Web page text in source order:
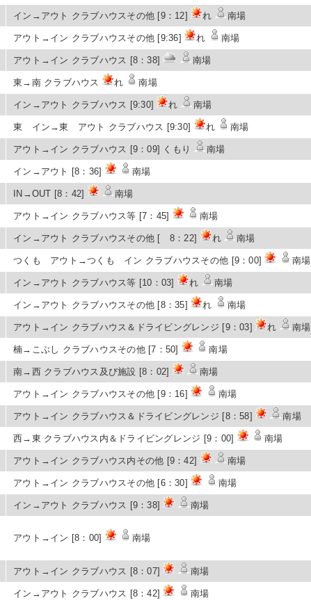
イン→アウト クラブハウスその他 [9：12] れ 南場
アウト→イン クラブハウスその他 [9:36] れ 南場
アウト→イン クラブハウス [8：38] 南場
東→南 クラブハウス れ 南場
イン→アウト クラブハウス [9:30] れ 南場
東 イン→東 アウト クラブハウス [9:30] れ 南場
アウト→イン クラブハウス [9：09] くもり 南場
イン→アウト [8：36] 南場
IN→OUT [8：42] 南場
アウト→イン クラブハウス等 [7：45] 南場
イン→アウト クラブハウスその他 [ 8：22] れ 南場
つくも アウト→つくも イン クラブハウスその他 [9：00] 南場
イン→アウト クラブハウス等 [10：03] れ 南場
イン→アウト クラブハウスその他 [8：35] れ 南場
アウト→イン クラブハウス＆ドライビングレンジ [9：03] れ 南場
楠→こぶし クラブハウスその他 [7：50] 南場
南→西 クラブハウス及び施設 [8：02] 南場
アウト→イン クラブハウスその他 [9：16] 南場
アウト→イン クラブハウス＆ドライビングレンジ [8：58] 南場
西→東 クラブハウス内＆ドライビングレンジ [9：00] 南場
アウト→イン クラブハウス内その他 [9：42] 南場
アウト→イン クラブハウスその他 [6：30] 南場
イン→アウト クラブハウス [9：38] 南場
アウト→イン [8：00] 南場
アウト→イン クラブハウス [8：07] 南場
イン→アウト クラブハウス [8：42] 南場